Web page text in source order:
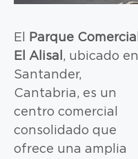
El
Parque Comercial
El Alisal , ubicado en
Santander,
Cantabria, es un
centro comercial
consolidado que
ofrece una amplia